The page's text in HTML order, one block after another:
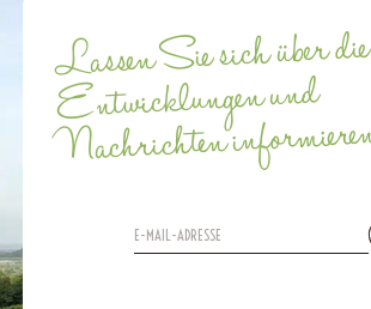
Lassen Sie sich über die
Entwicklungen und
Nachrichten